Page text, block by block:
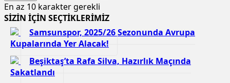
En az 10 karakter gerekli
SİZİN İÇİN SEÇTİKLERİMİZ
Samsunspor, 2025/26 Sezonunda Avrupa
Kupalarında Yer Alacak!
Beşiktaş’ta Rafa Silva, Hazırlık Maçında
Sakatlandı